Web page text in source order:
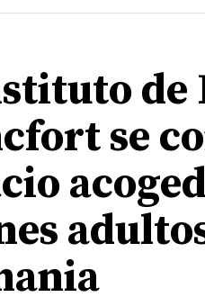
de
se